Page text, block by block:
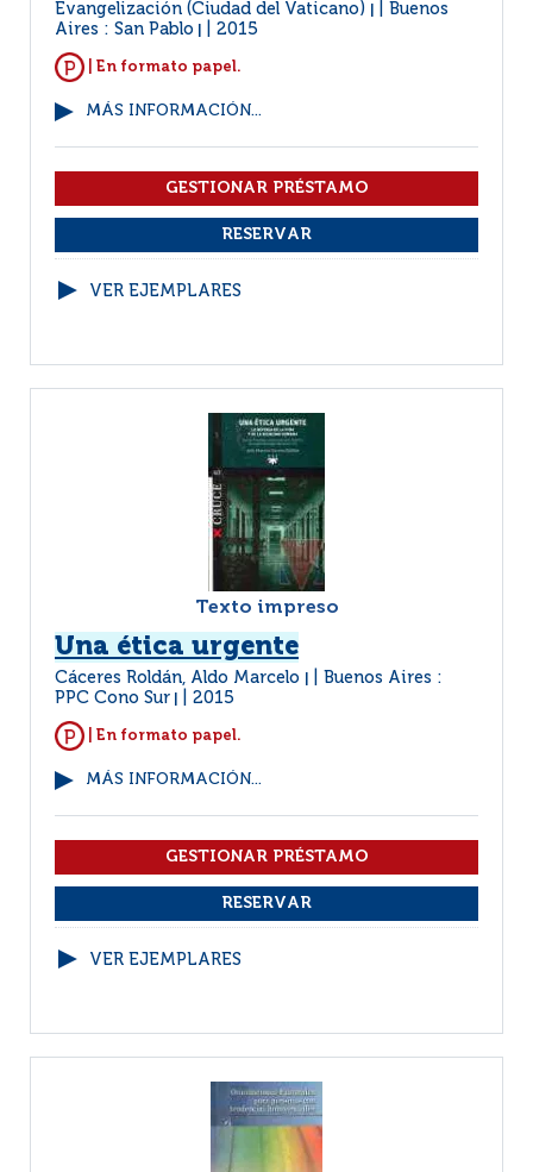
Evangelización (Ciudad del Vaticano)
Buenos
Aires : San Pablo
2015
| En formato papel.
MÁS INFORMACIÓN...
VER EJEMPLARES
Texto impreso
Una ética urgente
Cáceres Roldán, Aldo Marcelo
Buenos Aires :
PPC Cono Sur
2015
| En formato papel.
MÁS INFORMACIÓN...
VER EJEMPLARES